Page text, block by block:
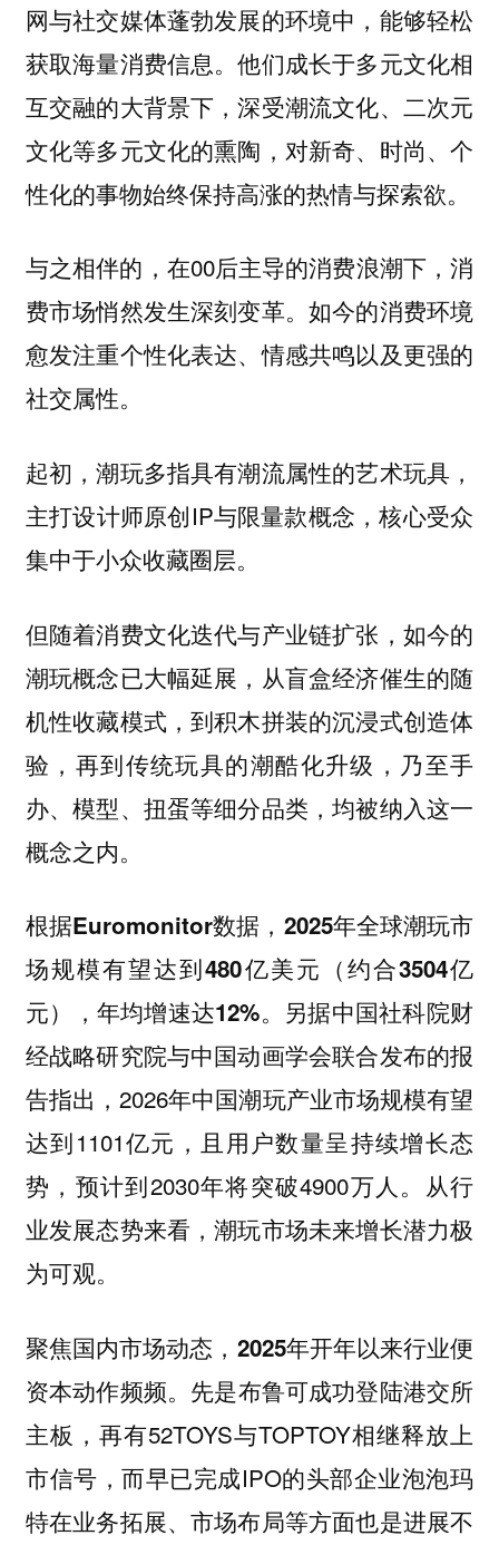
网与社交媒体蓬勃发展的环境中，能够轻松
获取海量消费信息。他们成长于多元文化相
互交融的大背景下，深受潮流文化、二次元
文化等多元文化的熏陶，对新奇、时尚、个
性化的事物始终保持高涨的热情与探索欲。
与之相伴的，在00后主导的消费浪潮下，消
费市场悄然发生深刻变革。如今的消费环境
愈发注重个性化表达、情感共鸣以及更强的
社交属性。
起初，潮玩多指具有潮流属性的艺术玩具，
主打设计师原创IP与限量款概念，核心受众
集中于小众收藏圈层。
但随着消费文化迭代与产业链扩张，如今的
潮玩概念已大幅延展，从盲盒经济催生的随
机性收藏模式，到积木拼装的沉浸式创造体
验，再到传统玩具的潮酷化升级，乃至手
办、模型、扭蛋等细分品类，均被纳入这一
概念之内。
根据Euromonitor数据，2025年全球潮玩市
场规模有望达到480亿美元（约合3504亿
元），年均增速达12%。 另据中国社科院财
经战略研究院与中国动画学会联合发布的报
告指出，2026年中国潮玩产业市场规模有望
达到1101亿元，且用户数量呈持续增长态
势，预计到2030年将突破4900万人。从行
业发展态势来看，潮玩市场未来增长潜力极
为可观。
聚焦国内市场动态，2025年开年以来行业便
资本动作频频。 先是布鲁可成功登陆港交所
主板，再有52TOYS与TOPTOY相继释放上
市信号，而早已完成IPO的头部企业泡泡玛
特在业务拓展、市场布局等方面也是进展不